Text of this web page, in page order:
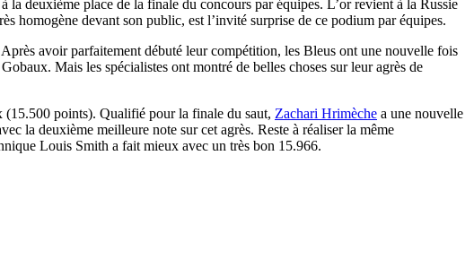
deuxième place de la finale du concours par équipes. L’or revient à la Russie
homogène devant son public, est l’invité surprise de ce podium par équipes.
avoir parfaitement débuté leur compétition, les Bleus ont une nouvelle fois
Mais les spécialistes ont montré de belles choses sur leur agrès de
(15.500 points). Qualifié pour la finale du saut, Zachari Hrimèche a une nouvelle
la deuxième meilleure note sur cet agrès. Reste à réaliser la même
Louis Smith a fait mieux avec un très bon 15.966.